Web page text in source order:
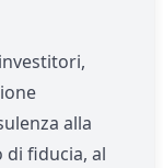
alla
fiducia, al